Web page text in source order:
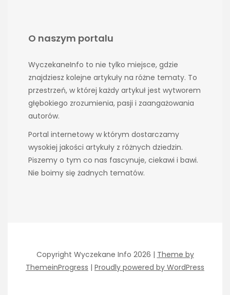
O naszym portalu
WyczekaneInfo to nie tylko miejsce, gdzie
znajdziesz kolejne artykuły na różne tematy. To
przestrzeń, w której każdy artykuł jest wytworem
głębokiego zrozumienia, pasji i zaangażowania
autorów.
Portal internetowy w którym dostarczamy
wysokiej jakości artykuły z różnych dziedzin.
Piszemy o tym co nas fascynuje, ciekawi i bawi.
Nie boimy się żadnych tematów.
Copyright Wyczekane Info 2026 | Theme by
ThemeinProgress | Proudly powered by WordPress